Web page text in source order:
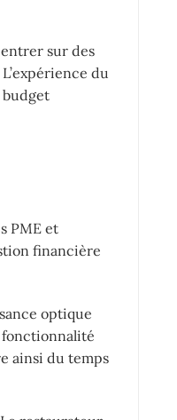
sur des
du
budget
PME et
financière
optique
fonctionnalité
ainsi du temps